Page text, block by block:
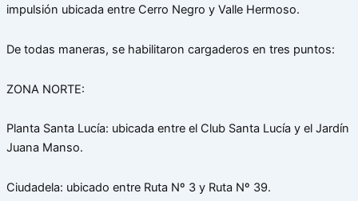
impulsión ubicada entre Cerro Negro y Valle Hermoso.
De todas maneras, se habilitaron cargaderos en tres puntos:
ZONA NORTE:
Planta Santa Lucía: ubicada entre el Club Santa Lucía y el Jardín
Juana Manso.
Ciudadela: ubicado entre Ruta Nº 3 y Ruta Nº 39.